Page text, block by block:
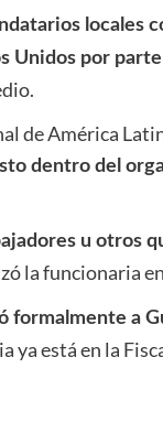
locales
Unidos por
de América
dentro del
u otros
la funcionaria
formalmente a
ya está en la